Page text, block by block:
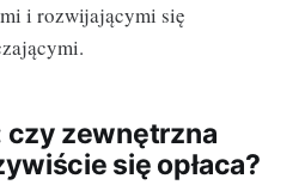
i rozwijającymi się
czy zewnętrzna
się opłaca?